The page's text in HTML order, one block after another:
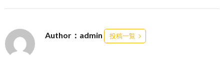
Author：admin 投稿一覧